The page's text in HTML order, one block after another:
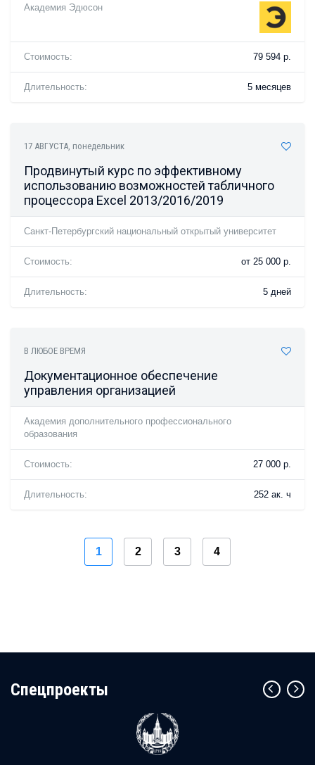
Академия Эдюсон
Стоимость: 79 594 р.
Длительность: 5 месяцев
17 АВГУСТА, понедельник
Продвинутый курс по эффективному
использованию возможностей табличного
процессора Excel 2013/2016/2019
Санкт-Петербургский национальный открытый университет
Стоимость: от 25 000 р.
Длительность: 5 дней
В ЛЮБОЕ ВРЕМЯ
Документационное обеспечение
управления организацией
Академия дополнительного профессионального
образования
Стоимость: 27 000 р.
Длительность: 252 ак. ч
1 2 3 4
Cпецпроекты